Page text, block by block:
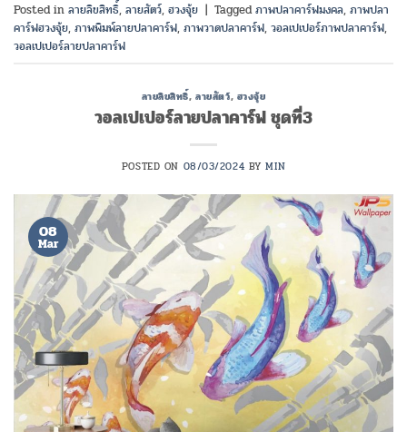
Posted in ลายลิขสิทธิ์, ลายสัตว์, ฮวงจุ้ย | Taggedภาพปลาคาร์ฟมงคล, ภาพปลา
คาร์ฟฮวงจุ้ย, ภาพพิมพ์ลายปลาคาร์ฟ, ภาพวาดปลาคาร์ฟ, วอลเปเปอร์ภาพปลาคาร์ฟ,
วอลเปเปอร์ลายปลาคาร์ฟ
ลายลิขสิทธิ์,ลายสัตว์, ฮวงจุ้ย
วอลเปเปอร์ลายปลาคาร์ฟ ชุดที่3
POSTED ON 08/03/2024 BYMIN
08
Mar